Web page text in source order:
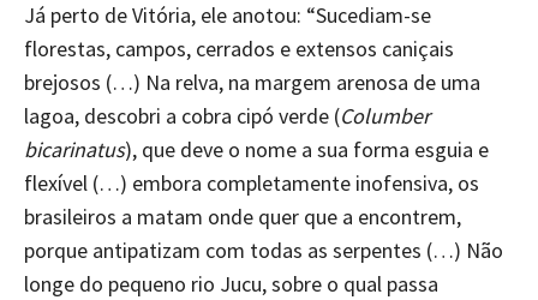
Já perto de Vitória, ele anotou: “Sucediam-se
florestas, campos, cerrados e extensos caniçais
brejosos (…) Na relva, na margem arenosa de uma
lagoa, descobri a cobra cipó verde (Columber
bicarinatus), que deve o nome a sua forma esguia e
flexível (…) embora completamente inofensiva, os
brasileiros a matam onde quer que a encontrem,
porque antipatizam com todas as serpentes (…) Não
longe do pequeno rio Jucu, sobre o qual passa